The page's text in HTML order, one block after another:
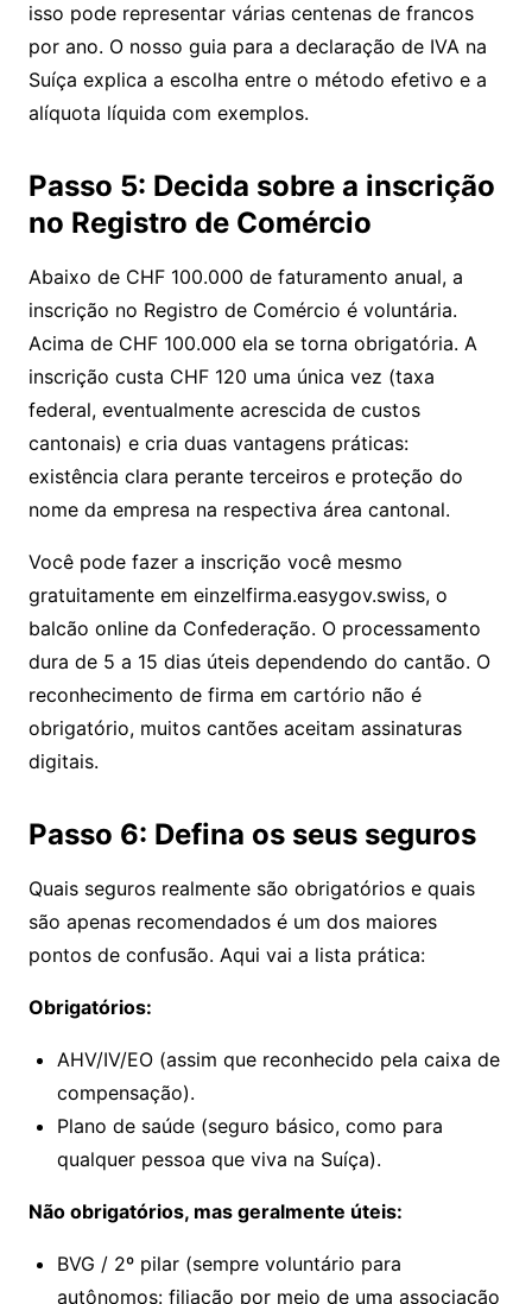
isso pode representar várias centenas de francos
por ano. O nosso guia para a declaração de IVA na
Suíça explica a escolha entre o método efetivo e a
alíquota líquida com exemplos.
Passo 5: Decida sobre a inscrição
no Registro de Comércio
Abaixo de CHF 100.000 de faturamento anual, a
inscrição no Registro de Comércio é voluntária.
Acima de CHF 100.000 ela se torna obrigatória. A
inscrição custa CHF 120 uma única vez (taxa
federal, eventualmente acrescida de custos
cantonais) e cria duas vantagens práticas:
existência clara perante terceiros e proteção do
nome da empresa na respectiva área cantonal.
Você pode fazer a inscrição você mesmo
gratuitamente em einzelfirma.easygov.swiss, o
balcão online da Confederação. O processamento
dura de 5 a 15 dias úteis dependendo do cantão. O
reconhecimento de firma em cartório não é
obrigatório, muitos cantões aceitam assinaturas
digitais.
Passo 6: Defina os seus seguros
Quais seguros realmente são obrigatórios e quais
são apenas recomendados é um dos maiores
pontos de confusão. Aqui vai a lista prática:
Obrigatórios:
AHV/IV/EO (assim que reconhecido pela caixa de
compensação).
Plano de saúde (seguro básico, como para
qualquer pessoa que viva na Suíça).
Não obrigatórios, mas geralmente úteis:
BVG / 2º pilar (sempre voluntário para
autônomos: filiação por meio de uma associação